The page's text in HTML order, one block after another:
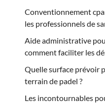
Conventionnement
les professionnels de
Aide administrative
comment faciliter les
Quelle surface prévoir
terrain de padel ?
Les incontournables